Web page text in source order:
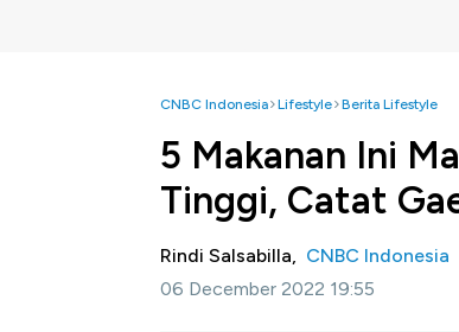
CNBC Indonesia Lifestyle Berita Lifestyle
5 Makanan Ini
Tinggi, Catat
Rindi Salsabilla, CNBC Indonesia
06 December 2022 19:55